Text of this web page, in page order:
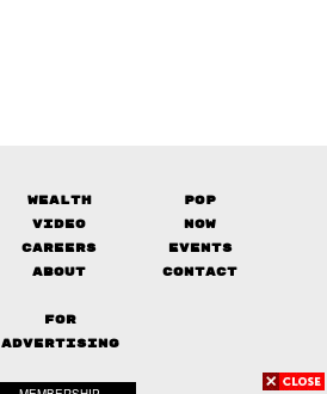
Wealth
Pop
Video
Now
Careers
Events
About Contact
FOR
ADVERTISING